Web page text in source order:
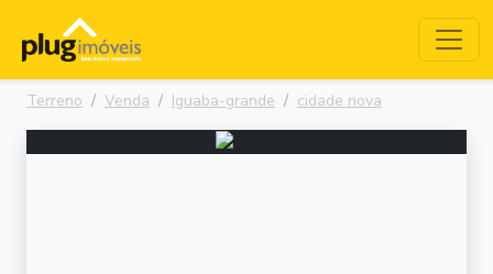
Terreno Venda Iguaba-grande cidade nova